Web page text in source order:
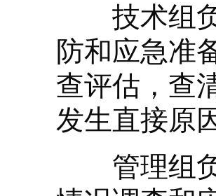
技术组负
防和应急准
查评估，查
发生直接原
管理组负